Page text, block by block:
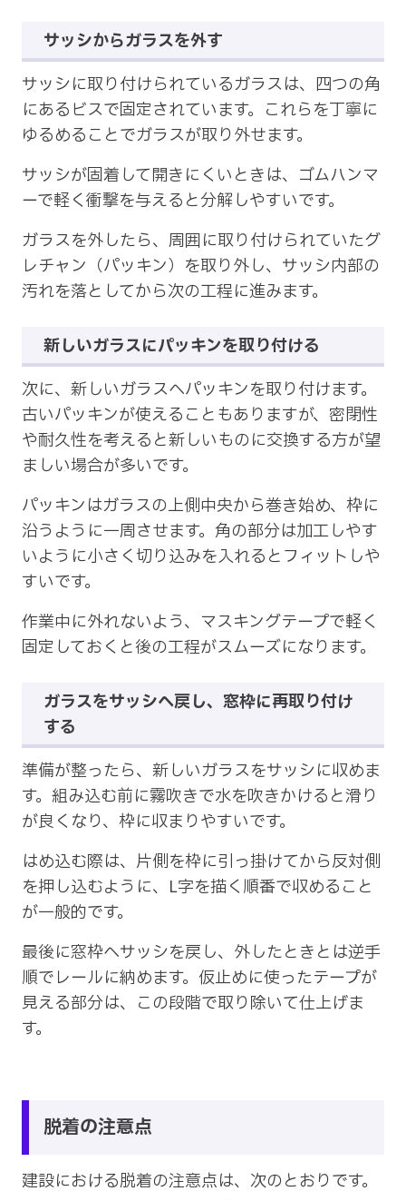
サッシからガラスを外す
サッシに取り付けられているガラスは、四つの角
にあるビスで固定されています。これらを丁寧に
ゆるめることでガラスが取り外せます。
サッシが固着して開きにくいときは、ゴムハンマ
ーで軽く衝撃を与えると分解しやすいです。
ガラスを外したら、周囲に取り付けられていたグ
レチャン（パッキン）を取り外し、サッシ内部の
汚れを落としてから次の工程に進みます。
新しいガラスにパッキンを取り付ける
次に、新しいガラスへパッキンを取り付けます。
古いパッキンが使えることもありますが、密閉性
や耐久性を考えると新しいものに交換する方が望
ましい場合が多いです。
パッキンはガラスの上側中央から巻き始め、枠に
沿うように一周させます。角の部分は加工しやす
いように小さく切り込みを入れるとフィットしや
すいです。
作業中に外れないよう、マスキングテープで軽く
固定しておくと後の工程がスムーズになります。
ガラスをサッシへ戻し、窓枠に再取り付け
する
準備が整ったら、新しいガラスをサッシに収めま
す。組み込む前に霧吹きで水を吹きかけると滑り
が良くなり、枠に収まりやすいです。
はめ込む際は、片側を枠に引っ掛けてから反対側
を押し込むように、L字を描く順番で収めること
が一般的です。
最後に窓枠へサッシを戻し、外したときとは逆手
順でレールに納めます。仮止めに使ったテープが
見える部分は、この段階で取り除いて仕上げま
す。
脱着の注意点
建設における脱着の注意点は、次のとおりです。